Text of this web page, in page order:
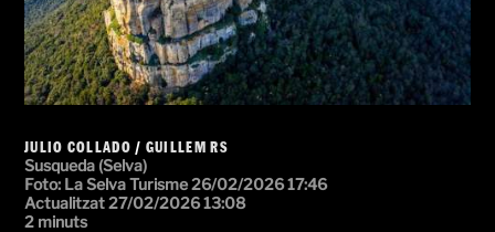
JULIO COLLADO / GUILLEM RS
Susqueda (Selva)
Foto: La Selva Turisme26/02/2026 17:46
Actualitzat 27/02/2026 13:08
2 minuts